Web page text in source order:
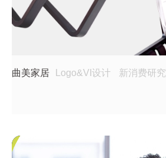
曲美家居 Logo&VI设计 新消费研究